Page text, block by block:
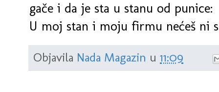
gače i da je sta u stanu od punice:
U moj stan i moju firmu nećeš ni
Objavila Nada Magazin u 11:09